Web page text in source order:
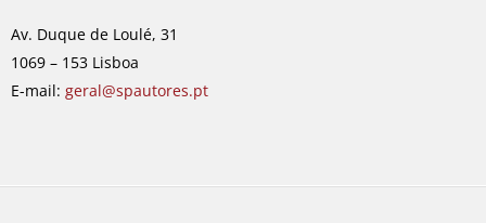
o
k
r
a
m
i
n
Av. Duque de Loulé, 31
1069 – 153 Lisboa
E-mail: geral@spautores.pt